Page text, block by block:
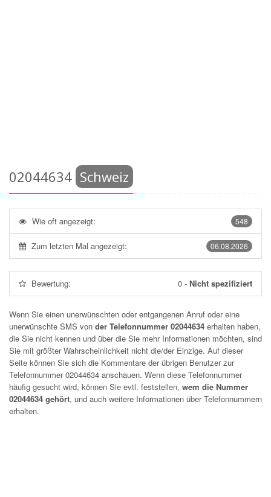
02044634 Schweiz
548
Wie oft angezeigt:
06.08.2026
Zum letzten Mal angezeigt:
Bewertung: 0 - Nicht spezifiziert
Wenn Sie einen unerwünschten oder entgangenen Anruf oder eine
unerwünschte SMS von der Telefonnummer 02044634 erhalten haben,
die Sie nicht kennen und über die Sie mehr Informationen möchten, sind
Sie mit größter Wahrscheinlichkeit nicht die/der Einzige. Auf dieser
Seite können Sie sich die Kommentare der übrigen Benutzer zur
Telefonnummer02044634 anschauen. Wenn diese Telefonnummer
häufig gesucht wird, können Sie evtl. feststellen, wem die Nummer
02044634 gehört, und auch weitere Informationen über Telefonnummern
erhalten.